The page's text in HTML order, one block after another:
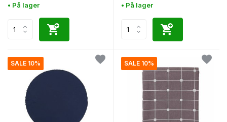
• På lager • På lager
SALE 10% SALE 10%